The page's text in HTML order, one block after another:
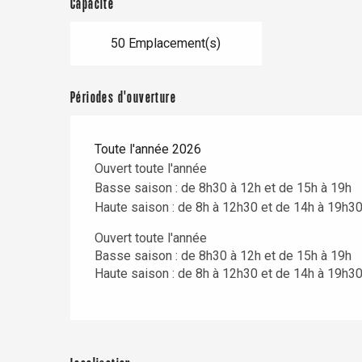
Capacité
50 Emplacement(s)
Périodes d'ouverture
Toute l'année 2026
Ouvert toute l'année
Basse saison : de 8h30 à 12h et de 15h à 19h
Haute saison : de 8h à 12h30 et de 14h à
Ouvert toute l'année
Basse saison : de 8h30 à 12h et de 15h à 19h
Haute saison : de 8h à 12h30 et de 14h à